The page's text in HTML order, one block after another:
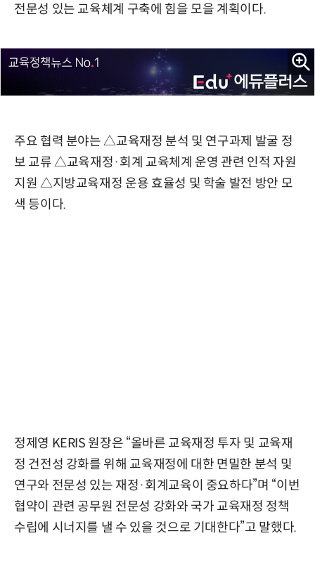
전문성 있는 교육체계 구축에 힘을 모을 계획이다.
주요 협력 분야는 △교육재정 분석 및 연구과제 발굴 정
보 교류 △교육재정·회계 교육체계 운영 관련 인적 자원
지원 △지방교육재정 운용 효율성 및 학술 발전 방안 모
색 등이다.
정제영 KERIS 원장은 “올바른 교육재정 투자 및 교육재
정 건전성 강화를 위해 교육재정에 대한 면밀한 분석 및
연구와 전문성 있는 재정·회계교육이 중요하다”며 “이번
협약이 관련 공무원 전문성 강화와 국가 교육재정 정책
수립에 시너지를 낼 수 있을 것으로 기대한다”고 말했다.